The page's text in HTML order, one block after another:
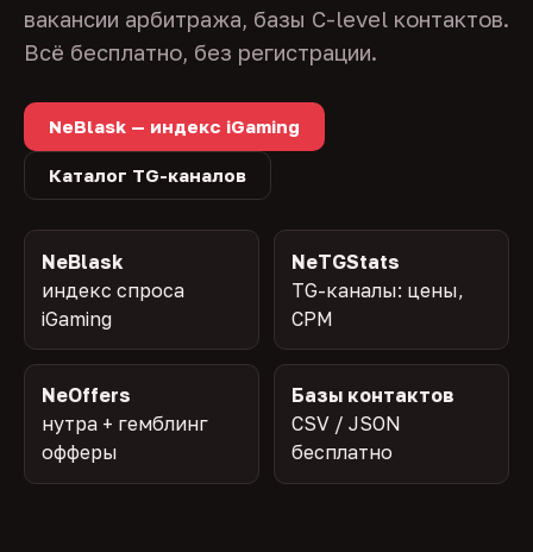
вакансии арбитража, базы C-level контактов.
Всё бесплатно, без регистрации.
NeBlask — индекс iGaming
Каталог TG-каналов
NeBlask
индекс спроса
iGaming
NeTGStats
TG-каналы: цены,
CPM
NeOffers
нутра + гемблинг
офферы
Базы контактов
CSV / JSON
бесплатно